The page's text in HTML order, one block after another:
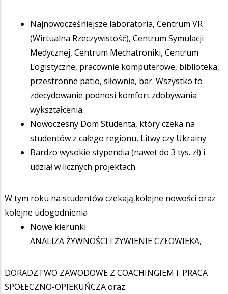
Najnowocześniejsze laboratoria, Centrum VR
(Wirtualna Rzeczywistość), Centrum Symulacji
Medycznej, Centrum Mechatroniki, Centrum
Logistyczne, pracownie komputerowe, biblioteka,
przestronne patio, siłownia, bar. Wszystko to
zdecydowanie podnosi komfort zdobywania
wykształcenia.
Nowoczesny Dom Studenta, który czeka na
studentów z całego regionu, Litwy czy Ukrainy
Bardzo wysokie stypendia (nawet do 3 tys. zł) i
udział w licznych projektach.
W tym roku na studentów czekają kolejne nowości oraz
kolejne udogodnienia
Nowe kierunki
ANALIZA ŻYWNOŚCI I ŻYWIENIE CZŁOWIEKA,
DORADZTWO ZAWODOWE Z COACHINGIEM i PRACA
SPOŁECZNO-OPIEKUŃCZA oraz